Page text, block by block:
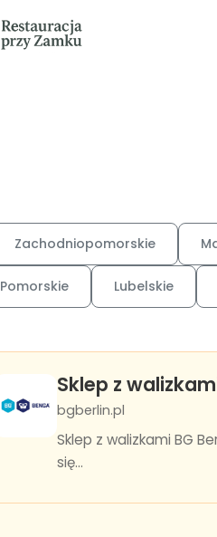
Zachodniopomorskie
Pomorskie Lubelskie
Sklep z
bgberlin.pl
Sklep z walizkami BG
się...